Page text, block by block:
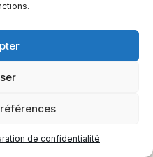
de confidentialité